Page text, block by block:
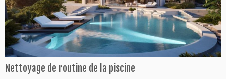
Nettoyage de routine de la piscine